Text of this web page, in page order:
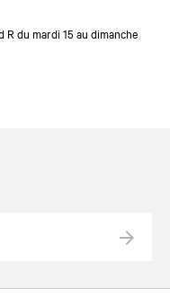
R du mardi 15 au dimanche